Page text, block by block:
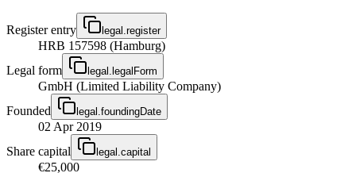
Register entry legal.register
HRB 157598 (Hamburg)
Legal form
legal.legalForm
GmbH (Limited Liability Company)
Founded
legal.foundingDate
02 Apr 2019
Share capital
legal.capital
€25,000